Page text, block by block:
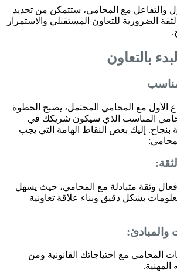
والتفاعل مع المحامي، ستتمكن من تحديد
الضرورية للتعاون المستقبلي والاستمرار
بالتعاون
الأول مع المحامي المحتمل، يصبح الخطوة
المناسب الذي سيكون شريكك في
بنجاح. إليك بعض النقاط الهامة التي يجب
وثقة متبادلة مع المحامي، حيث يسهل
بشكل دقيق وبناء علاقة تعاونية
والمبادئ:
المحامي مع احتياجاتك القانونية ومن
المهنية.